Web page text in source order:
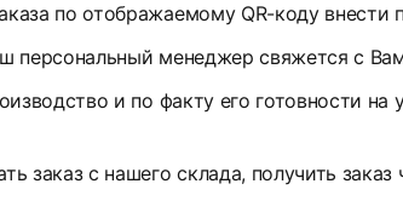
по отображаемому QR-коду внести
персональный менеджер свяжется с
и по факту его готовности
заказ с нашего склада, получить